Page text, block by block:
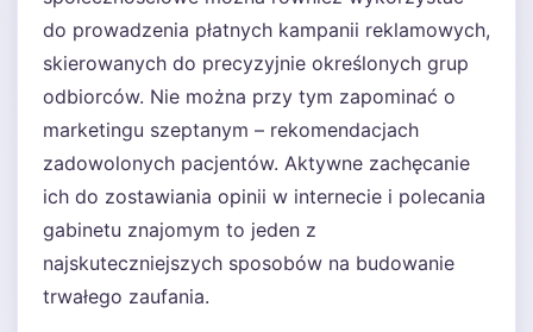
do prowadzenia płatnych kampanii reklamowych,
skierowanych do precyzyjnie określonych grup
odbiorców. Nie można przy tym zapominać o
marketingu szeptanym – rekomendacjach
zadowolonych pacjentów. Aktywne zachęcanie
ich do zostawiania opinii w internecie i polecania
gabinetu znajomym to jeden z
najskuteczniejszych sposobów na budowanie
trwałego zaufania.